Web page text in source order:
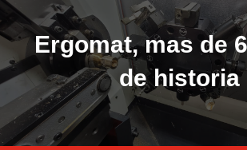
Ergomat, mas de
de historia